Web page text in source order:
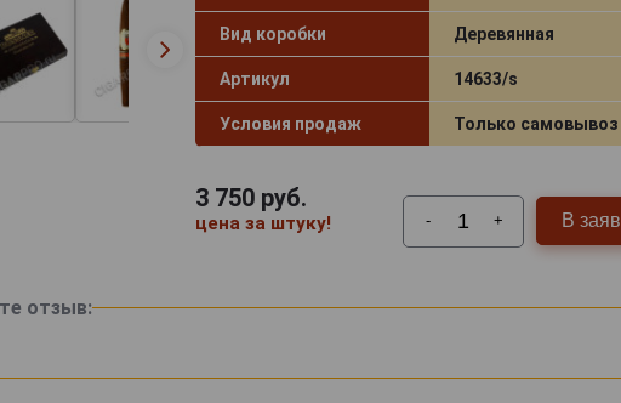
Вид коробки Деревянная
Артикул 14633/s
Условия продаж Только самовывоз
3 750руб.
цена за штуку! - + В
отзыв: